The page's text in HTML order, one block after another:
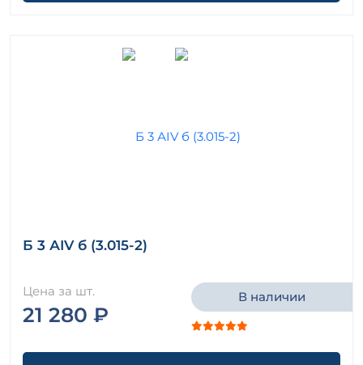
Б 3 АIV б (3.015-2)
Цена за шт.
21 280 ₽
В наличии